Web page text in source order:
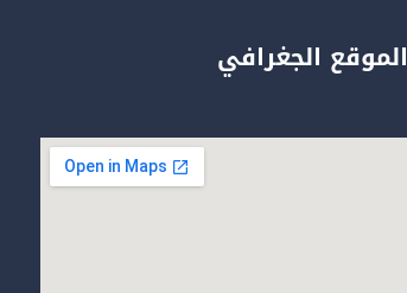
الموقع الجغرافي